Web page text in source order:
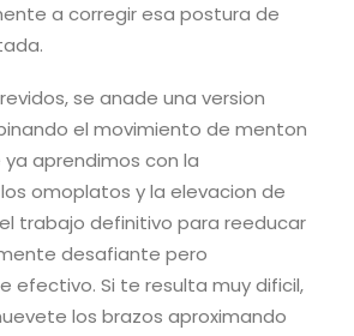
a corregir esa postura de
se anade una version
el movimiento de menton
aprendimos con la
omoplatos y la elevacion de
trabajo definitivo para reeducar
desafiante pero
efectivo. Si te resulta muy dificil,
los brazos aproximando